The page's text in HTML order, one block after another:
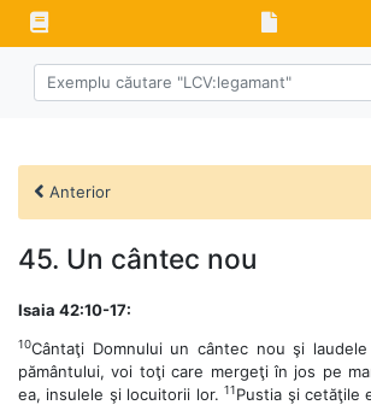
Anterior
45. Un cântec nou
Isaia 42:10-17:
10Cântaţi Domnului un cântec nou şi
pământului, voi toţi care mergeţi în jos pe
ea, insulele şi locuitorii lor.11Pustia şi cetăţile